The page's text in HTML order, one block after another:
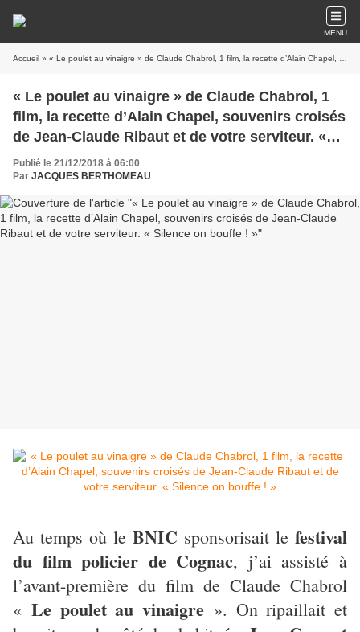
MENU
Accueil » « Le poulet au vinaigre » de Claude Chabrol, 1 film, la recette d’Alain Chapel, souvenirs croisés de Jean-Claude Ribaut et de votre serviteur. « Silence on bouffe ! »
« Le poulet au vinaigre » de Claude Chabrol, 1
film, la recette d’Alain Chapel, souvenirs croisés
de Jean-Claude Ribaut et de votre serviteur. «
Silence on bouffe ! »
Publié le 21/12/2018 à 06:00
Par JACQUES BERTHOMEAU
Au temps où le BNIC sponsorisait le festival
du film policier de Cognac, j’ai assisté à
l’avant-première du film de Claude Chabrol
« Le poulet au vinaigre ». On ripaillait et